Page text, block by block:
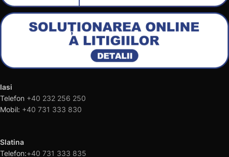
Iasi
Telefon +40 232 256 250
Mobil: +40 731 333 830
Slatina
Telefon:+40 731 333 835